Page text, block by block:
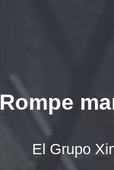
Rompe
El Grupo